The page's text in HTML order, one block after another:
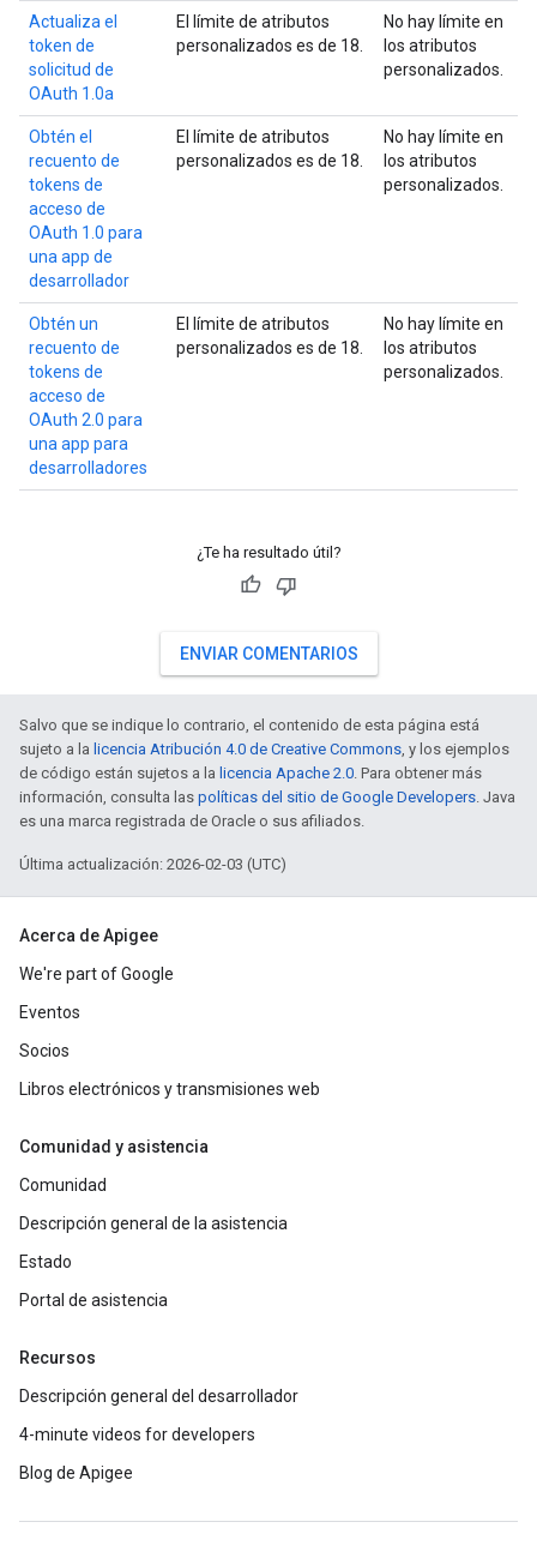
Actualiza el
token de
solicitud de
OAuth 1.0a
El límite de atributos
personalizados es de 18.
No hay límite en
los atributos
personalizados.
Obtén el
recuento de
tokens de
acceso de
OAuth 1.0 para
una app de
desarrollador
El límite de atributos
personalizados es de 18.
No hay límite en
los atributos
personalizados.
Obtén un
recuento de
tokens de
acceso de
OAuth 2.0 para
una app para
desarrolladores
El límite de atributos
personalizados es de 18.
No hay límite en
los atributos
personalizados.
¿Te ha resultado útil?
ENVIAR COMENTARIOS
Salvo que se indique lo contrario, el contenido de esta página está
sujeto a la licencia Atribución 4.0 de Creative Commons, y los ejemplos
de código están sujetos a la licencia Apache 2.0. Para obtener más
información, consulta las políticas del sitio de Google Developers. Java
es una marca registrada de Oracle o sus afiliados.
Última actualización: 2026-02-03 (UTC)
Acerca de Apigee
We're part of Google
Eventos
Socios
Libros electrónicos y transmisiones web
Comunidad y asistencia
Comunidad
Descripción general de la asistencia
Estado
Portal de asistencia
Recursos
Descripción general del desarrollador
4-minute videos for developers
Blog de Apigee